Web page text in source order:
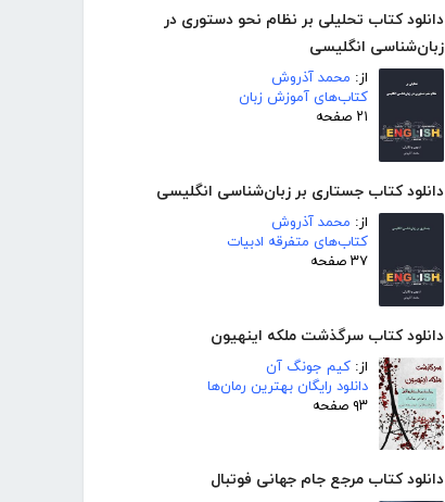
دانلود کتاب تحلیلی بر نظام نحو دستوری در
زبان‌شناسی انگلیسی
از: محمد آذروش
کتاب‌های آموزش زبان
۲۱ صفحه
دانلود کتاب جستاری بر زبان‌شناسی انگلیسی
از: محمد آذروش
کتاب‌های متفرقه ادبیات
۳۷ صفحه
دانلود کتاب سرگذشت ملکه اینهیون
از: کیم جونگ آن
دانلود رایگان بهترین رمان‌ها
۹۳ صفحه
دانلود کتاب مرجع جام جهانی فوتبال